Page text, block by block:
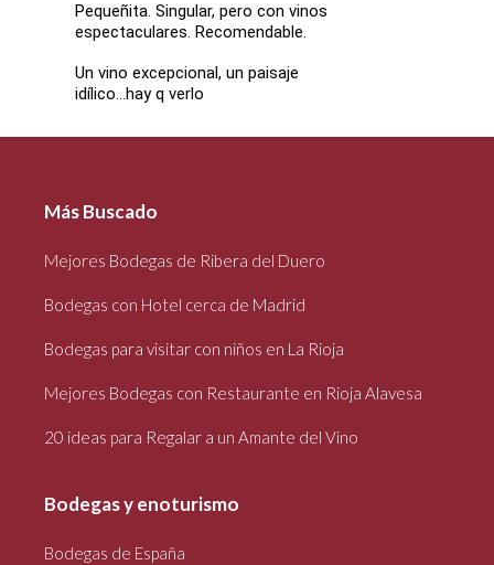
Pequeñita. Singular, pero con vinos
espectaculares. Recomendable.
Un vino excepcional, un paisaje
idílico...hay q verlo
Más Buscado
Mejores Bodegas de Ribera del Duero
Bodegas con Hotel cerca de Madrid
Bodegas para visitar con niños en La Rioja
Mejores Bodegas con Restaurante en Rioja Alavesa
20 ideas para Regalar a un Amante del Vino
Bodegas y enoturismo
Bodegas de España